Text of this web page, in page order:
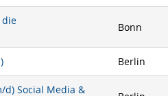
die
Bonn
Berlin
d) Social Media &